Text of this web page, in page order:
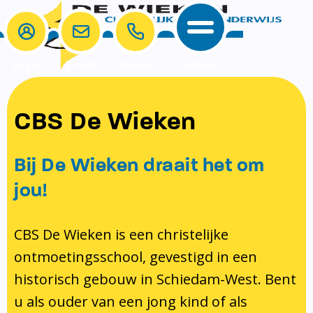
School
School
Onze visie rondom christelijke
identiteit
Pedagogisch klimaat en veiligheid
Bibliotheek
Ondersteuning
Ouders
MR & GMR
Aanmelden nieuwe leerling
Verlof aanvragen
Bibliotheek op school
Te weinig geld?
Contact
E-mail
CBS De Wieken
Bij De Wieken draait het om
jou!
CBS De Wieken is een christelijke
ontmoetingsschool, gevestigd in een
historisch gebouw in Schiedam-West. Bent
u als ouder van een jong kind of als